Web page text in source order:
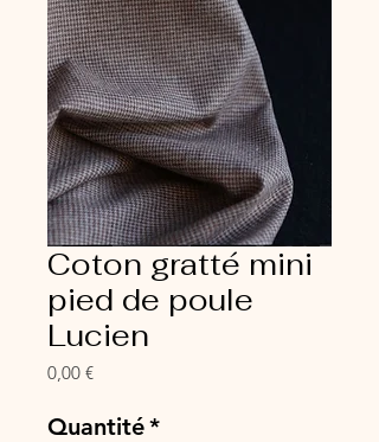
Coton gratté mini
pied de poule
Lucien
0,00 €Prix
Quantité*